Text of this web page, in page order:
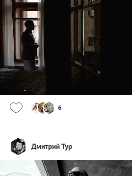
6
Дмитрий Тур